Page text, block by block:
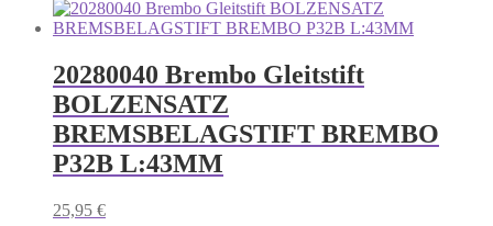
20280040 Brembo Gleitstift
BOLZENSATZ
BREMSBELAGSTIFT BREMBO
P32B L:43MM
25,95 €